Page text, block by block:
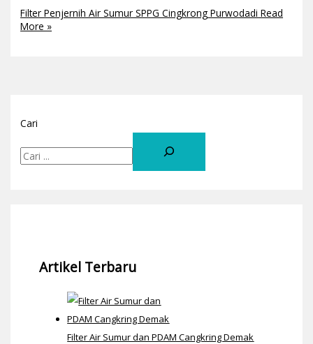
Filter Penjernih Air Sumur SPPG Cingkrong Purwodadi Read
More »
Cari
Artikel Terbaru
Filter Air Sumur dan PDAM Cangkring Demak